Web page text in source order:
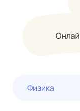
Физика